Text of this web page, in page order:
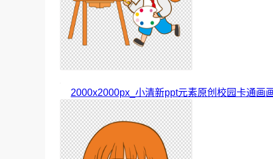
2000x2000px_小清新ppt元素原创校园卡通画